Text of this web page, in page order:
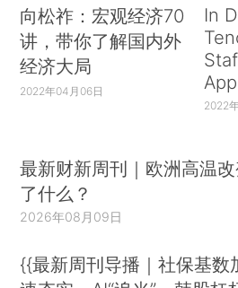
向松祚：宏观经济70
讲，带你了解国内外
经济大局
2022年04月06日
In
2022
最新财新周刊｜欧洲高温
了什么？
2026年08月09日
{{最新周刊导播｜社保基数